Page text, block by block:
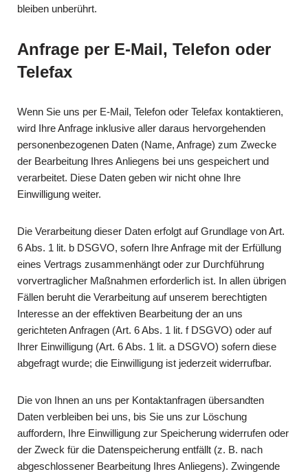
bleiben unberührt.
Anfrage per E-Mail, Telefon oder
Telefax
Wenn Sie uns per E-Mail, Telefon oder Telefax kontaktieren,
wird Ihre Anfrage inklusive aller daraus hervorgehenden
personenbezogenen Daten (Name, Anfrage) zum Zwecke
der Bearbeitung Ihres Anliegens bei uns gespeichert und
verarbeitet. Diese Daten geben wir nicht ohne Ihre
Einwilligung weiter.
Die Verarbeitung dieser Daten erfolgt auf Grundlage von Art.
6 Abs. 1 lit. b DSGVO, sofern Ihre Anfrage mit der Erfüllung
eines Vertrags zusammenhängt oder zur Durchführung
vorvertraglicher Maßnahmen erforderlich ist. In allen übrigen
Fällen beruht die Verarbeitung auf unserem berechtigten
Interesse an der effektiven Bearbeitung der an uns
gerichteten Anfragen (Art. 6 Abs. 1 lit. f DSGVO) oder auf
Ihrer Einwilligung (Art. 6 Abs. 1 lit. a DSGVO) sofern diese
abgefragt wurde; die Einwilligung ist jederzeit widerrufbar.
Die von Ihnen an uns per Kontaktanfragen übersandten
Daten verbleiben bei uns, bis Sie uns zur Löschung
auffordern, Ihre Einwilligung zur Speicherung widerrufen oder
der Zweck für die Datenspeicherung entfällt (z. B. nach
abgeschlossener Bearbeitung Ihres Anliegens). Zwingende